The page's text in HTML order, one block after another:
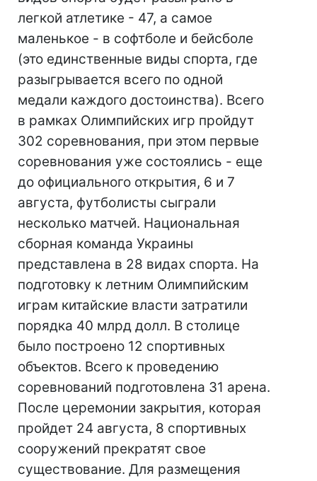
легкой атлетике - 47, а самое
маленькое - в софтболе и бейсболе
(это единственные виды спорта, где
разыгрывается всего по одной
медали каждого достоинства). Всего
в рамках Олимпийских игр пройдут
302 соревнования, при этом первые
соревнования уже состоялись - еще
до официального открытия, 6 и 7
августа, футболисты сыграли
несколько матчей. Национальная
сборная команда Украины
представлена в 28 видах спорта. На
подготовку к летним Олимпийским
играм китайские власти затратили
порядка 40 млрд долл. В столице
было построено 12 спортивных
объектов. Всего к проведению
соревнований подготовлена 31 арена.
После церемонии закрытия, которая
пройдет 24 августа, 8 спортивных
сооружений прекратят свое
существование. Для размещения